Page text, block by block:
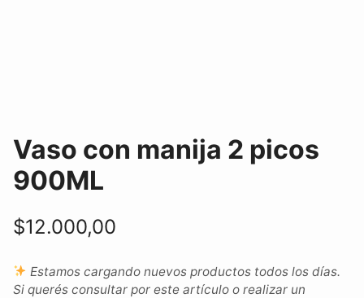
Vaso con manija 2 picos
900ML
$12.000,00
Estamos cargando nuevos productos todos los días.
Si querés consultar por este artículo o realizar un